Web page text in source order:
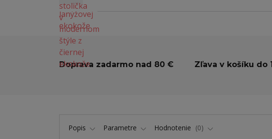
Doprava zadarmo nad 80 € Zľava v košíku do
Popis Parametre Hodnotenie 0